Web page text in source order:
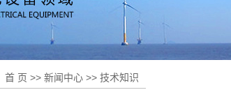
首 页 >> 新闻中心 >> 技术知识